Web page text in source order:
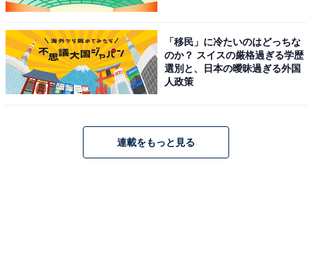
「移民」に冷たいのはどっちな
のか？ スイスの厳格過ぎる学歴
選別と、日本の曖昧過ぎる外国
人政策
連載をもっと見る